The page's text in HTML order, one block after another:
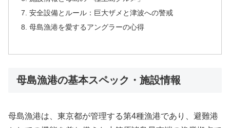
安全設備とルール：巨大ザメと津波への警戒
母島漁港を愛するアングラーの心得
母島漁港の基本スペック・施設情報
母島漁港は、東京都が管理する第4種漁港であり、避難港